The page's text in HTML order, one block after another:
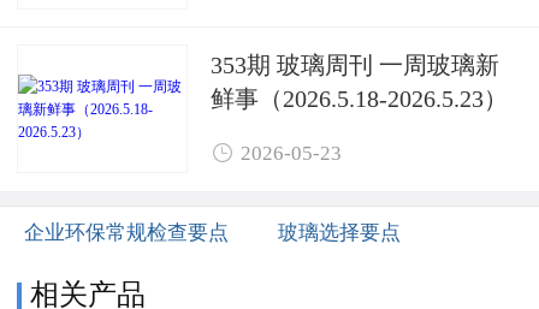
353期 玻璃周刊 一周玻璃新
鲜事（2026.5.18-2026.5.23）
 2026-05-23
企业环保常规检查要点 玻璃选择要点
相关产品